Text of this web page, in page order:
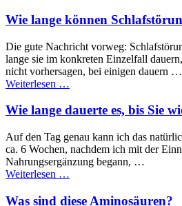
Wie lange können
Die gute Nachricht vorweg:
lange sie im konkreten Einzelfall
nicht vorhersagen, bei einigen dauern …
Weiterlesen …
Wie lange dauerte es, bis Sie
Auf den Tag genau kann ich das
ca. 6 Wochen, nachdem ich mit der
Nahrungsergänzung begann, …
Weiterlesen …
Was sind diese Aminosäuren?